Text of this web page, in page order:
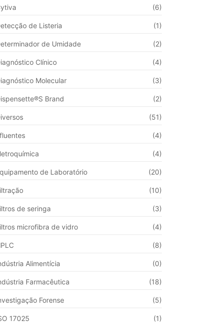
(6)
de Listeria (1)
de Umidade (2)
Clínico (4)
Molecular (3)
Brand (2)
(51)
(4)
(4)
de Laboratório (20)
(10)
de seringa (3)
microfibra de vidro (4)
(8)
Alimentícia (0)
Farmacêutica (18)
Forense (5)
17025 (1)